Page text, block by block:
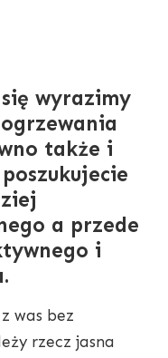
wyrazimy
także i
a przede
i
was bez
rzecz jasna